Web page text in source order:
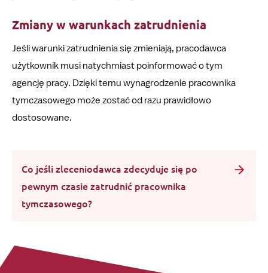
Zmiany w warunkach zatrudnienia
Jeśli warunki zatrudnienia się zmieniają, pracodawca
użytkownik musi natychmiast poinformować o tym
agencję pracy. Dzięki temu wynagrodzenie pracownika
tymczasowego może zostać od razu prawidłowo
dostosowane.
Co jeśli zleceniodawca zdecyduje się po
pewnym czasie zatrudnić pracownika
tymczasowego?